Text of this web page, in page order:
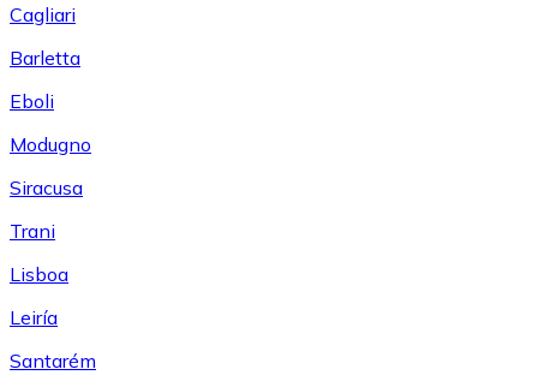
Cagliari
Barletta
Eboli
Modugno
Siracusa
Trani
Lisboa
Leiría
Santarém